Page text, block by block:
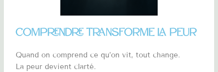
Comprendre transforme la peur
Quand on comprend ce qu’on vit, tout change.
La peur devient clarté.